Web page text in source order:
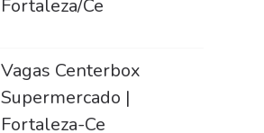
Fortaleza/Ce
Vagas Centerbox
Supermercado |
Fortaleza-Ce